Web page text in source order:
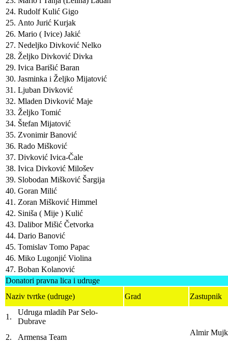
24. Rudolf Kulić Gigo
25. Anto Jurić Kurjak
26. Mario ( Ivice) Jakić
27. Nedeljko Divković Nelko
28. Željko Divković Divka
29. Ivica Barišić Baran
30. Jasminka i Željko Mijatović
31. Ljuban Divković
32. Mladen Divković Maje
33. Željko Tomić
34. Štefan Mijatović
35. Zvonimir Banović
36. Rado Mišković
37. Divković Ivica-Čale
38. Ivica Divković Milošev
39. Slobodan Mišković Šargija
40. Goran Milić
41. Zoran Mišković Himmel
42. Siniša ( Mije ) Kulić
43. Dalibor Mišić Četvorka
44. Dario Banović
45. Tomislav Tomo Papac
46. Miko Lugonjić Violina
47. Boban Kolanović
Donatori pravna lica i udruge
Naziv tvrtke (udruge)
Grad Zastupnik
1.
Udruga mladih Par Selo-
Dubrave
2.
Armensa Team
Almir